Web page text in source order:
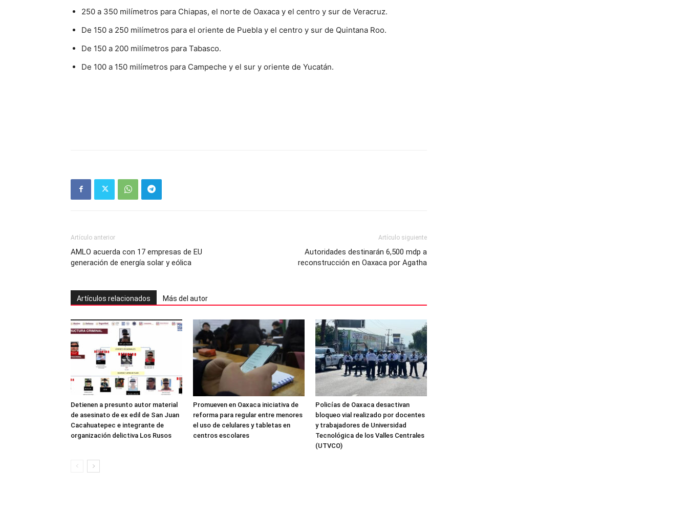
250 a 350 milímetros para Chiapas, el norte de Oaxaca y el centro y sur de Veracruz.
De 150 a 250 milímetros para el oriente de Puebla y el centro y sur de Quintana Roo.
De 150 a 200 milímetros para Tabasco.
De 100 a 150 milímetros para Campeche y el sur y oriente de Yucatán.
Artículo anterior
AMLO acuerda con 17 empresas de EU
generación de energía solar y eólica
Artículo siguiente
Autoridades destinarán 6,500 mdp a
reconstrucción en Oaxaca por Agatha
Artículos relacionados Más del autor
Detienen a presunto autor material
de asesinato de ex edil de San Juan
Cacahuatepec e integrante de
organización delictiva Los Rusos
Promueven en Oaxaca iniciativa de
reforma para regular entre menores
el uso de celulares y tabletas en
centros escolares
Policías de Oaxaca desactivan
bloqueo vial realizado por docentes
y trabajadores de Universidad
Tecnológica de los Valles Centrales
(UTVCO)